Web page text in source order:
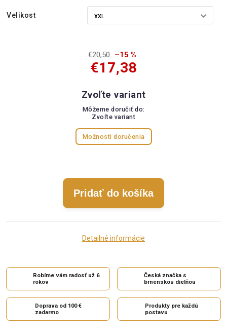
Velikost
€20,50 –15 %
€17,38
Zvoľte variant
Môžeme doručiť do:
Zvoľte variant
Možnosti doručenia
Pridať do košíka
Detailné informácie
Robíme vám radosť už 6
rokov
Česká značka s
brnenskou dielňou
Doprava od 100 €
zadarmo
Produkty pre každú
postavu